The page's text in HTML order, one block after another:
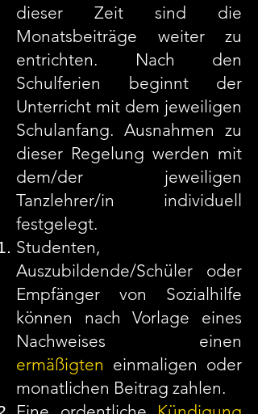
dieser Zeit sind die
Monatsbeiträge weiter zu
entrichten. Nach den
Schulferien beginnt der
Unterricht mit dem jeweiligen
Schulanfang. Ausnahmen zu
dieser Regelung werden mit
dem/der jeweiligen
Tanzlehrer/in individuell
festgelegt.
Studenten,
Auszubildende/Schüler oder
Empfänger von Sozialhilfe
können nach Vorlage eines
Nachweises einen
ermäßigten einmaligen oder
monatlichen Beitrag zahlen.